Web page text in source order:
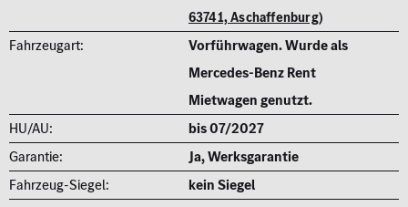
63741, Aschaffenburg)
Fahrzeugart:
Vorführwagen. Wurde als
Mercedes-Benz Rent
Mietwagen genutzt.
HU/AU:
bis 07/2027
Garantie:
Ja, Werksgarantie
Fahrzeug-Siegel:
kein Siegel